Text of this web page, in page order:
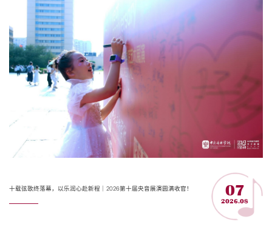
十载弦歌终落幕，以乐润心赴新程｜2026第十届央音展演圆满收官！ 07
2026.08